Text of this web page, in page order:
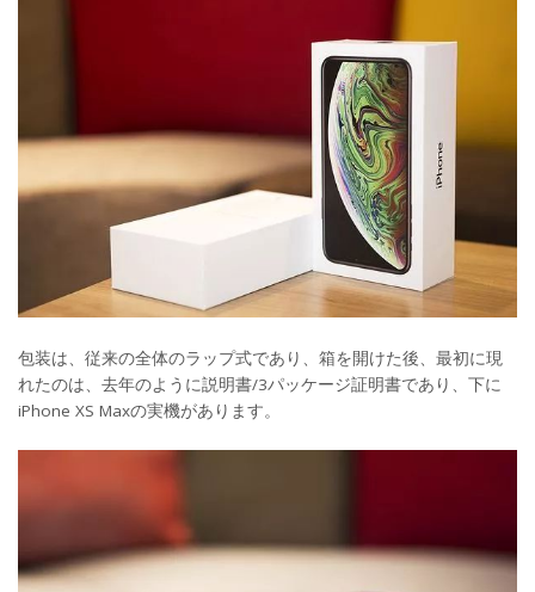
包装は、従来の全体のラップ式であり、箱を開けた後、最初に現
れたのは、去年のように説明書/3パッケージ証明書であり、下に
iPhone XS Maxの実機があります。